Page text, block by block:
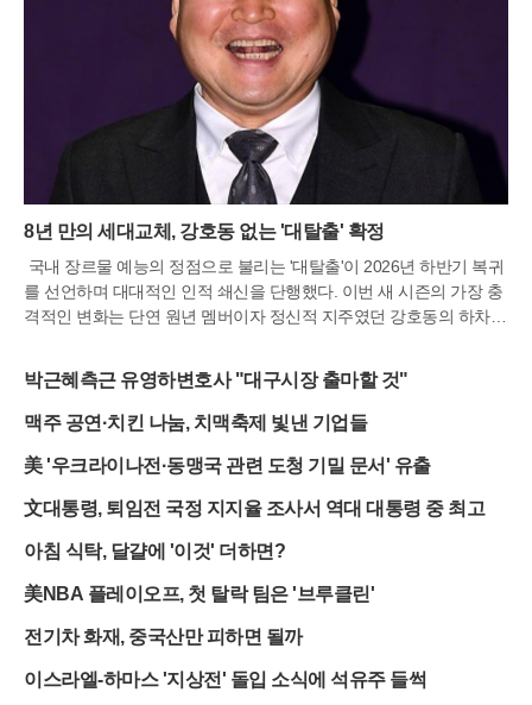
8년 만의 세대교체, 강호동 없는 '대탈출' 확정
국내 장르물 예능의 정점으로 불리는 '대탈출'이 2026년 하반기 복귀
를 선언하며 대대적인 인적 쇄신을 단행했다. 이번 새 시즌의 가장 충
격적인 변화는 단연 원년 멤버이자 정신적 지주였던 강호동의 하차
부재는 단순한 멤버 교체를 넘어 프로그램의 색깔 자체가 변화하는
변곡점이 될 것으로 보인다.강호동은 떠나지만, 팬들이 그토록 기다
재' 김종민과 '브레인' 신동이 합류하며 원조 탈출러들의 귀환을 알렸
를 확정 지으며 신구 조화의 기틀을 마련했다. 다만 지난 여정에서 활
약했던 여진구는 아쉽게 작별을 고하게 됐으며, 그 빈자리는 새로운
에너지로 채워질 예정이다.새롭게 합류하는 막내 라인에는 세븐틴의
승관이 이름을 올렸다. 승관은 그간 다양한 예능에서 입증된 순발력
난 공감 능력을 갖춘 인물로 평가받는다. 제작진은 승관이 기존 멤버
수 예능에 신선한 활력을 불어넣을 것으로 기대하고 있다.기존 멤버
박근혜측근 유영하변호사 "대구시장 출마할 것"
맥주 공연·치킨 나눔, 치맥축제 빛낸 기업들
美 '우크라이나전·동맹국 관련 도청 기밀 문서' 유출
文대통령, 퇴임전 국정 지지율 조사서 역대 대통령 중 최고
아침 식탁, 달걀에 '이것' 더하면?
美NBA 플레이오프, 첫 탈락 팀은 '브루클린'
전기차 화재, 중국산만 피하면 될까
이스라엘-하마스 '지상전' 돌입 소식에 석유주 들썩